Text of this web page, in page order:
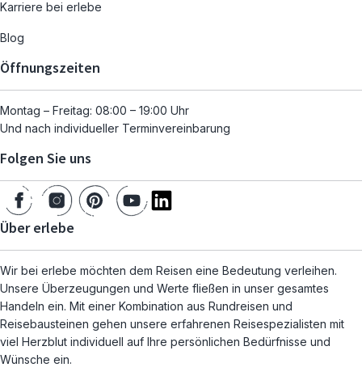
Karriere bei erlebe
Blog
Öffnungszeiten
Montag – Freitag: 08:00 – 19:00 Uhr
Und nach individueller Terminvereinbarung
Folgen Sie uns
Über erlebe
Wir bei erlebe möchten dem Reisen eine Bedeutung verleihen.
Unsere Überzeugungen und Werte fließen in unser gesamtes
Handeln ein. Mit einer Kombination aus Rundreisen und
Reisebausteinen gehen unsere erfahrenen Reisespezialisten mit
viel Herzblut individuell auf Ihre persönlichen Bedürfnisse und
Wünsche ein.